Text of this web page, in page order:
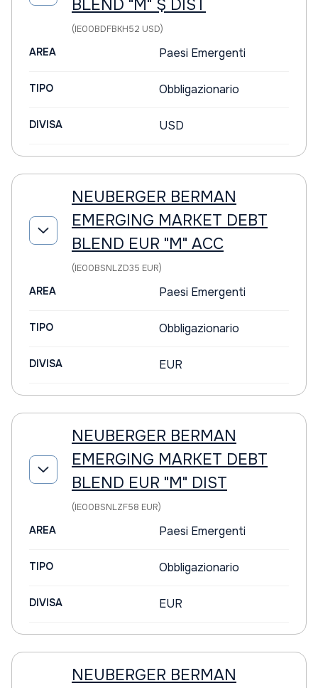
BLEND "M" $ DIST
(IE00BDFBKH52 USD)
AREA Paesi Emergenti
TIPO Obbligazionario
DIVISA USD
NEUBERGER BERMAN
EMERGING MARKET DEBT
BLEND EUR "M" ACC
(IE00BSNLZD35 EUR)
AREA Paesi Emergenti
TIPO Obbligazionario
DIVISA EUR
NEUBERGER BERMAN
EMERGING MARKET DEBT
BLEND EUR "M" DIST
(IE00BSNLZF58 EUR)
AREA Paesi Emergenti
TIPO Obbligazionario
DIVISA EUR
NEUBERGER BERMAN